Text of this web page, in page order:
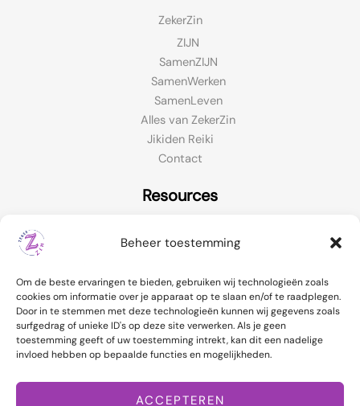
Beheer toestemming
Om de beste ervaringen te bieden, gebruiken wij technologieën zoals
cookies om informatie over je apparaat op te slaan en/of te raadplegen.
Door in te stemmen met deze technologieën kunnen wij gegevens zoals
surfgedrag of unieke ID's op deze site verwerken. Als je geen
toestemming geeft of uw toestemming intrekt, kan dit een nadelige
invloed hebben op bepaalde functies en mogelijkheden.
ACCEPTEREN
ZekerZin
ZIJN
SamenZIJN
SamenWerken
SamenLeven
Alles van ZekerZin
Jikiden Reiki
Contact
Resources
FAQ
Returns